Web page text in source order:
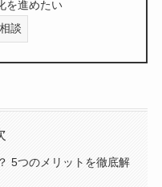
を進めたい
談
5つのメリットを徹底解